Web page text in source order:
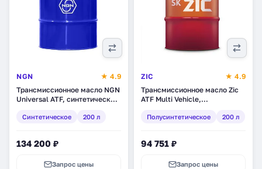
NGN
★ 4.9
Трансмиссионное масло NGN
Universal ATF, синтетическое,
Синтетическое 200 л
134 200 ₽
Запрос цены
ZIC
★ 4.9
Трансмиссионное масло Zic
ATF Multi Vehicle,
(207102)
Полусинтетическое 200 л
94 751 ₽
Запрос цены